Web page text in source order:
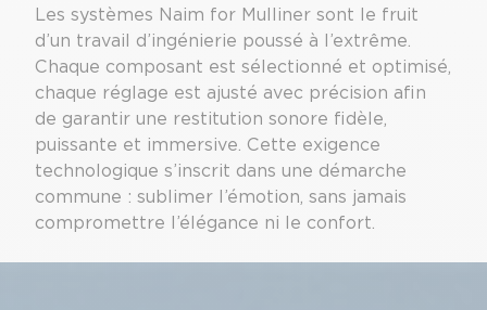
Les systèmes Naim for Mulliner sont le fruit
d’un travail d’ingénierie poussé à l’extrême.
Chaque composant est sélectionné et optimisé,
chaque réglage est ajusté avec précision afin
de garantir une restitution sonore fidèle,
puissante et immersive. Cette exigence
technologique s’inscrit dans une démarche
commune : sublimer l’émotion, sans jamais
compromettre l’élégance ni le confort.